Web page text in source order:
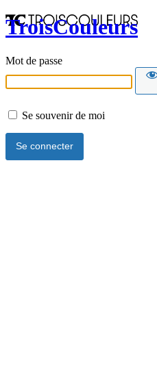
TroisCouleurs
Mot de passe
Se souvenir de moi